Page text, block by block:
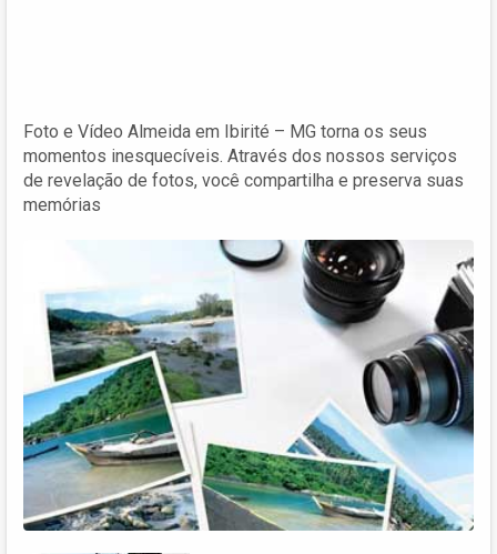
Foto e Vídeo Almeida em Ibirité – MG torna os seus
momentos inesquecíveis. Através dos nossos serviços
de revelação de fotos, você compartilha e preserva suas
memórias